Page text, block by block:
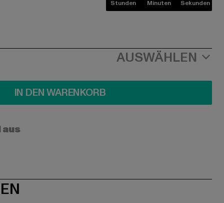
Stunden Minuten Sekunden
AUSWÄHLEN
IN DEN WARENKORB